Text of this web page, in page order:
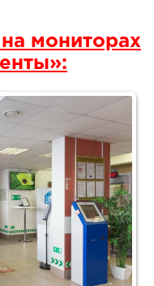
мониторах